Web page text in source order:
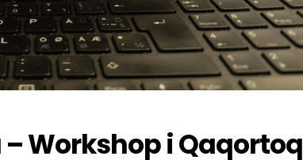
Workshop i Qaqortoq